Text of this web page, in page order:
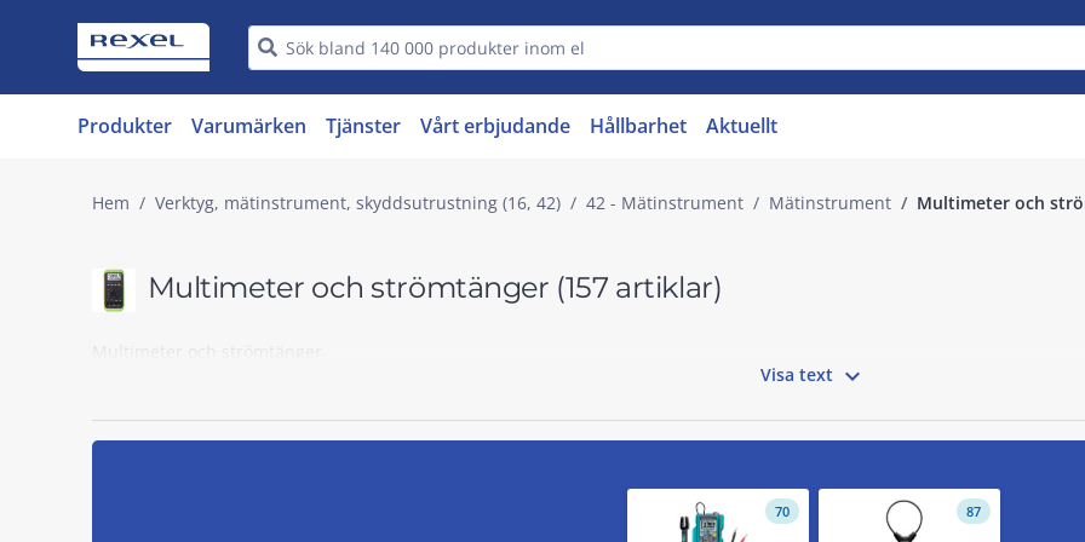
Produkter Varumärken Tjänster Vårt erbjudande Hållbarhet Aktuellt
Hem Verktyg, mätinstrument, skyddsutrustning (16, 42) 42 - Mätinstrument Mätinstrument Multimeter och
Multimeter och strömtänger (157 artiklar)
Multimeter och strömtänger
Visa text 
70 87